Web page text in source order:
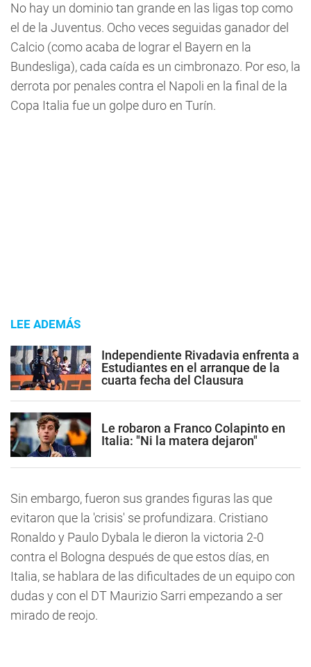
No hay un dominio tan grande en las ligas top como
el de la Juventus. Ocho veces seguidas ganador del
Calcio (como acaba de lograr el Bayern en la
Bundesliga), cada caída es un cimbronazo. Por eso, la
derrota por penales contra el Napoli en la final de la
Copa Italia fue un golpe duro en Turín.
LEE ADEMÁS
Independiente Rivadavia enfrenta a
Estudiantes en el arranque de la
cuarta fecha del Clausura
Le robaron a Franco Colapinto en
Italia: "Ni la matera dejaron"
Sin embargo, fueron sus grandes figuras las que
evitaron que la 'crisis' se profundizara. Cristiano
Ronaldo y Paulo Dybala le dieron la victoria 2-0
contra el Bologna después de que estos días, en
Italia, se hablara de las dificultades de un equipo con
dudas y con el DT Maurizio Sarri empezando a ser
mirado de reojo.